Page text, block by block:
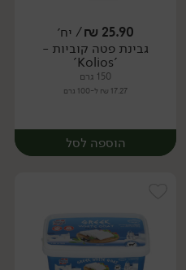
יח׳
25.90
₪/ יח׳
גבינת פטה קוביות -
'Kolios'
150 גרם
17.27 ₪ ל-100 גרם
הוספה לסל